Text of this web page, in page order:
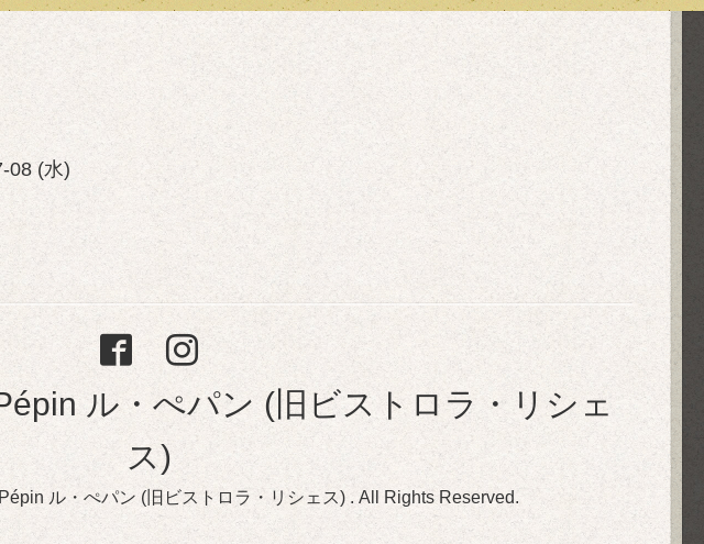
08 (水)
ル・ぺパン (旧ビストロラ・リシェ
ス)
ル・ぺパン (旧ビストロラ・リシェス) . All Rights Reserved.